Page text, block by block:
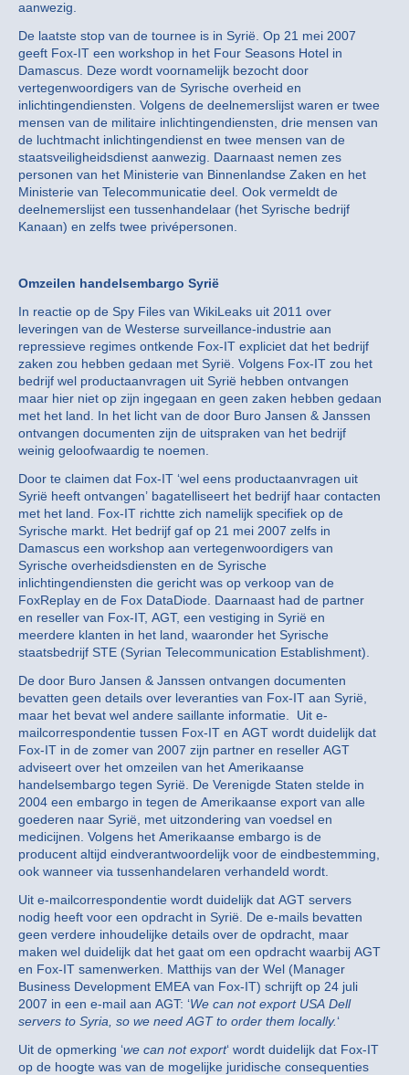
aanwezig.
De laatste stop van de tournee is in Syrië. Op 21 mei 2007
geeft Fox-IT een workshop in het Four Seasons Hotel in
Damascus. Deze wordt voornamelijk bezocht door
vertegenwoordigers van de Syrische overheid en
inlichtingendiensten. Volgens de deelnemerslijst waren er twee
mensen van de militaire inlichtingendiensten, drie mensen van
de luchtmacht inlichtingendienst en twee mensen van de
staatsveiligheidsdienst aanwezig. Daarnaast nemen zes
personen van het Ministerie van Binnenlandse Zaken en het
Ministerie van Telecommunicatie deel. Ook vermeldt de
deelnemerslijst een tussenhandelaar (het Syrische bedrijf
Kanaan) en zelfs twee privépersonen.
Omzeilen handelsembargo Syrië
In reactie op de Spy Files van WikiLeaks uit 2011 over
leveringen van de Westerse surveillance-industrie aan
repressieve regimes ontkende Fox-IT expliciet dat het bedrijf
zaken zou hebben gedaan met Syrië. Volgens Fox-IT zou het
bedrijf wel productaanvragen uit Syrië hebben ontvangen
maar hier niet op zijn ingegaan en geen zaken hebben gedaan
met het land. In het licht van de door Buro Jansen & Janssen
ontvangen documenten zijn de uitspraken van het bedrijf
weinig geloofwaardig te noemen.
Door te claimen dat Fox-IT ‘wel eens productaanvragen uit
Syrië heeft ontvangen’ bagatelliseert het bedrijf haar contacten
met het land. Fox-IT richtte zich namelijk specifiek op de
Syrische markt. Het bedrijf gaf op 21 mei 2007 zelfs in
Damascus een workshop aan vertegenwoordigers van
Syrische overheidsdiensten en de Syrische
inlichtingendiensten die gericht was op verkoop van de
FoxReplay en de Fox DataDiode. Daarnaast had de partner
en reseller van Fox-IT, AGT, een vestiging in Syrië en
meerdere klanten in het land, waaronder het Syrische
staatsbedrijf STE (Syrian Telecommunication Establishment).
De door Buro Jansen & Janssen ontvangen documenten
bevatten geen details over leveranties van Fox-IT aan Syrië,
maar het bevat wel andere saillante informatie. Uit e-
mailcorrespondentie tussen Fox-IT en AGT wordt duidelijk dat
Fox-IT in de zomer van 2007 zijn partner en reseller AGT
adviseert over het omzeilen van het Amerikaanse
handelsembargo tegen Syrië. De Verenigde Staten stelde in
2004 een embargo in tegen de Amerikaanse export van alle
goederen naar Syrië, met uitzondering van voedsel en
medicijnen. Volgens het Amerikaanse embargo is de
producent altijd eindverantwoordelijk voor de eindbestemming,
ook wanneer via tussenhandelaren verhandeld wordt.
Uit e-mailcorrespondentie wordt duidelijk dat AGT servers
nodig heeft voor een opdracht in Syrië. De e-mails bevatten
geen verdere inhoudelijke details over de opdracht, maar
maken wel duidelijk dat het gaat om een opdracht waarbij AGT
en Fox-IT samenwerken. Matthijs van der Wel (Manager
Business Development EMEA van Fox-IT) schrijft op 24 juli
2007 in een e-mail aan AGT: ‘We can not export USA Dell
servers to Syria, so we need AGT to order them locally.‘
Uit de opmerking ‘we can not export‘ wordt duidelijk dat Fox-IT
op de hoogte was van de mogelijke juridische consequenties